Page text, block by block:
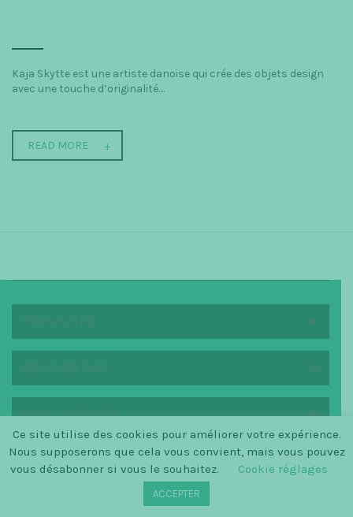
Kaja Skytte est une artiste danoise qui crée des objets design
avec une touche d’originalité....
READ MORE
NOUS CONTACTER
© SINCE 2014 LA PETITE SCANDINAVE / LOGO BY
CHRISTINECLEMMENSEN.DK
Ce site utilise des cookies pour améliorer votre expérience.
Nous supposerons que cela vous convient, mais vous pouvez
vous désabonner si vous le souhaitez.
Cookie réglages
ACCEPTER